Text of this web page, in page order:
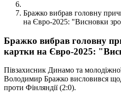
Бражко вибрав головну
на Євро-2025: "Висновки
Бражко вибрав головну
картки на Євро-2025:
Півзахисник Динамо та
Володимир Бражко висловився
проти Фінляндії (2:0).